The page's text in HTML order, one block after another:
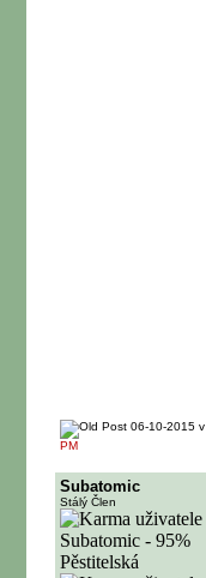
06-10-2015 v
PM
Subatomic
Stálý Člen